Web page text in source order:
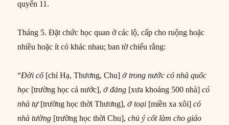
quyển 11.
Tháng 5. Đặt chức học quan ở các lộ, cấp cho ruộng hoặc
nhiều hoặc ít có khác nhau; ban tờ chiếu rằng:
“Đời cổ[chỉ Hạ, Thương, Chu]ở trong nước có nhà quốc
học [trường học cả nước],ở đảng [xưa khoảng 500 nhà]có
nhà tự[trường học thời Thương],ở toại [miền xa xôi]có
nhà tường [trường học thời Chu],chủ ý cốt làm cho giáo